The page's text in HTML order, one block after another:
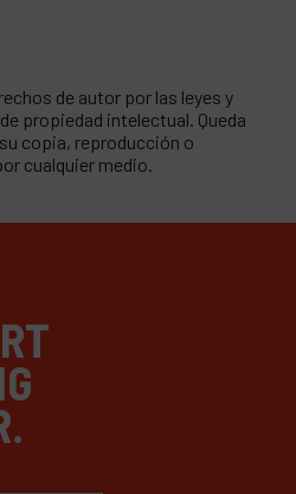
de autor por las leyes y
propiedad intelectual. Queda
copia, reproducción o
cualquier medio.